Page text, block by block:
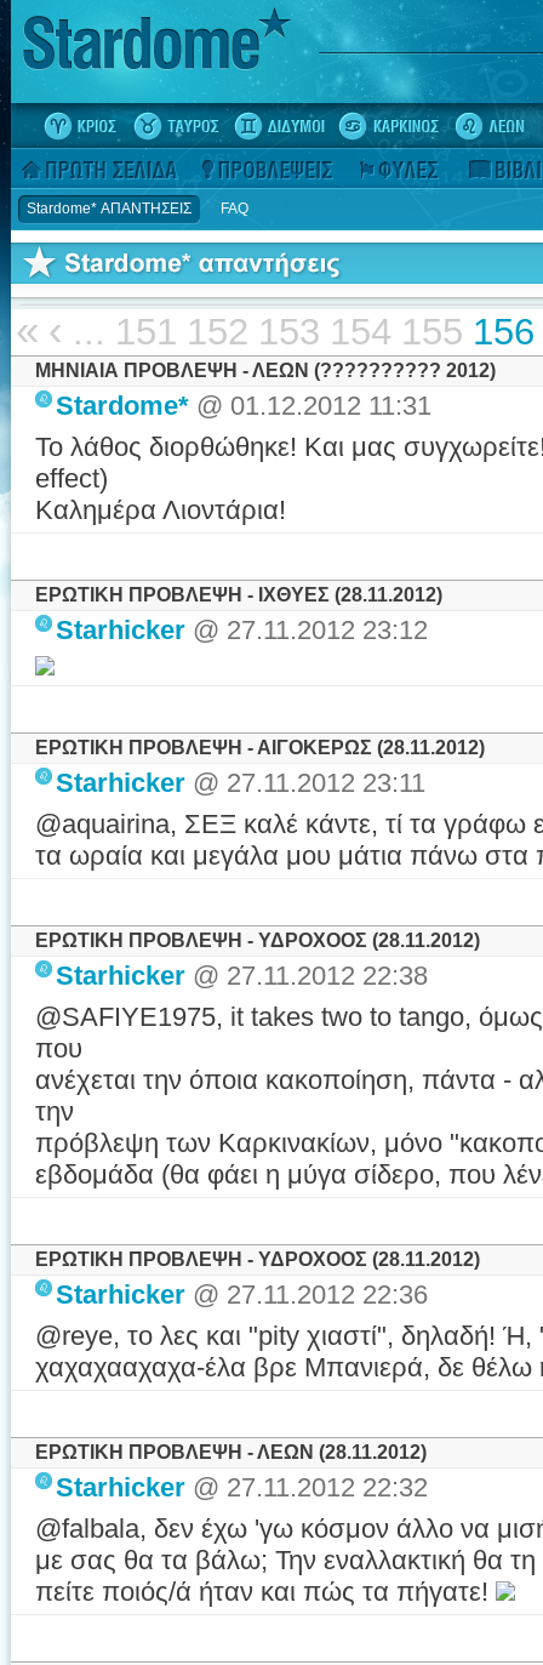
Stardome* ΑΠΑΝΤΗΣΕΙΣ FAQ
« ‹ ... 151 152 153 154 155 156
ΜΗΝΙΑΙΑ ΠΡΟΒΛΕΨΗ - ΛΕΩΝ (?????????? 2012)
Stardome* @ 01.12.2012 11:31
Το λάθος διορθώθηκε! Και μας
effect)
Καλημέρα Λιοντάρια!
ΕΡΩΤΙΚΗ ΠΡΟΒΛΕΨΗ - ΙΧΘΥΕΣ (28.11.2012)
Starhicker @ 27.11.2012 23:12
ΕΡΩΤΙΚΗ ΠΡΟΒΛΕΨΗ - ΑΙΓΟΚΕΡΩΣ (28.11.2012)
Starhicker @ 27.11.2012 23:11
@aquairina, ΣΕΞ καλέ κάντε, τί τα
τα ωραία και μεγάλα μου μάτια πάνω στα
ΕΡΩΤΙΚΗ ΠΡΟΒΛΕΨΗ - ΥΔΡΟΧΟΟΣ (28.11.2012)
Starhicker @ 27.11.2012 22:38
@SAFIYE1975, it takes two to tango,
που
ανέχεται την όποια κακοποίηση, πάντα -
την
πρόβλεψη των Καρκινακίων, μόνο
εβδομάδα (θα φάει η μύγα σίδερο, που
ΕΡΩΤΙΚΗ ΠΡΟΒΛΕΨΗ - ΥΔΡΟΧΟΟΣ (28.11.2012)
Starhicker @ 27.11.2012 22:36
@reye, το λες και "pity χιαστί", δηλαδή!
χαχαχααχαχα-έλα βρε Μπανιερά, δε θέλω
ΕΡΩΤΙΚΗ ΠΡΟΒΛΕΨΗ - ΛΕΩΝ (28.11.2012)
Starhicker @ 27.11.2012 22:32
@falbala, δεν έχω 'γω κόσμον άλλο να
με σας θα τα βάλω; Την εναλλακτική θα τη
πείτε ποιός/ά ήταν και πώς τα πήγατε!